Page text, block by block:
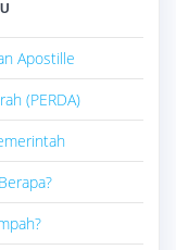
Apostille
(PERDA)